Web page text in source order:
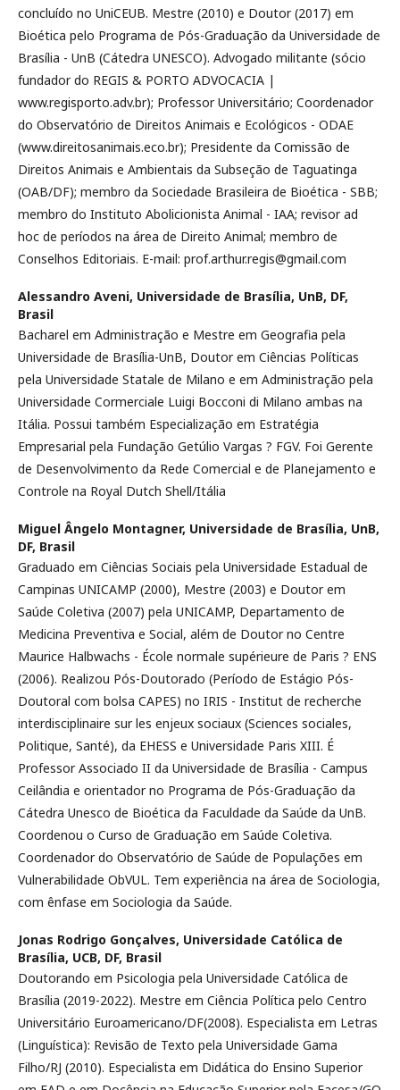
concluído no UniCEUB. Mestre (2010) e Doutor (2017) em
Bioética pelo Programa de Pós-Graduação da Universidade de
Brasília - UnB (Cátedra UNESCO). Advogado militante (sócio
fundador do REGIS & PORTO ADVOCACIA |
www.regisporto.adv.br); Professor Universitário; Coordenador
do Observatório de Direitos Animais e Ecológicos - ODAE
(www.direitosanimais.eco.br); Presidente da Comissão de
Direitos Animais e Ambientais da Subseção de Taguatinga
(OAB/DF); membro da Sociedade Brasileira de Bioética - SBB;
membro do Instituto Abolicionista Animal - IAA; revisor ad
hoc de períodos na área de Direito Animal; membro de
Conselhos Editoriais. E-mail: prof.arthur.regis@gmail.com
Alessandro Aveni, Universidade de Brasília, UnB, DF,
Brasil
Bacharel em Administração e Mestre em Geografia pela
Universidade de Brasília-UnB, Doutor em Ciências Políticas
pela Universidade Statale de Milano e em Administração pela
Universidade Cormerciale Luigi Bocconi di Milano ambas na
Itália. Possui também Especialização em Estratégia
Empresarial pela Fundação Getúlio Vargas ? FGV. Foi Gerente
de Desenvolvimento da Rede Comercial e de Planejamento e
Controle na Royal Dutch Shell/Itália
Miguel Ângelo Montagner, Universidade de Brasília, UnB,
DF, Brasil
Graduado em Ciências Sociais pela Universidade Estadual de
Campinas UNICAMP (2000), Mestre (2003) e Doutor em
Saúde Coletiva (2007) pela UNICAMP, Departamento de
Medicina Preventiva e Social, além de Doutor no Centre
Maurice Halbwachs - École normale supérieure de Paris ? ENS
(2006). Realizou Pós-Doutorado (Período de Estágio Pós-
Doutoral com bolsa CAPES) no IRIS - Institut de recherche
interdisciplinaire sur les enjeux sociaux (Sciences sociales,
Politique, Santé), da EHESS e Universidade Paris XIII. É
Professor Associado II da Universidade de Brasília - Campus
Ceilândia e orientador no Programa de Pós-Graduação da
Cátedra Unesco de Bioética da Faculdade da Saúde da UnB.
Coordenou o Curso de Graduação em Saúde Coletiva.
Coordenador do Observatório de Saúde de Populações em
Vulnerabilidade ObVUL. Tem experiência na área de Sociologia,
com ênfase em Sociologia da Saúde.
Jonas Rodrigo Gonçalves, Universidade Católica de
Brasília, UCB, DF, Brasil
Doutorando em Psicologia pela Universidade Católica de
Brasília (2019-2022). Mestre em Ciência Política pelo Centro
Universitário Euroamericano/DF(2008). Especialista em Letras
(Linguística): Revisão de Texto pela Universidade Gama
Filho/RJ (2010). Especialista em Didática do Ensino Superior